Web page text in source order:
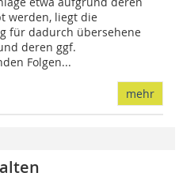
werden, liegt die
für dadurch übersehene
deren ggf.
Folgen...
mehr